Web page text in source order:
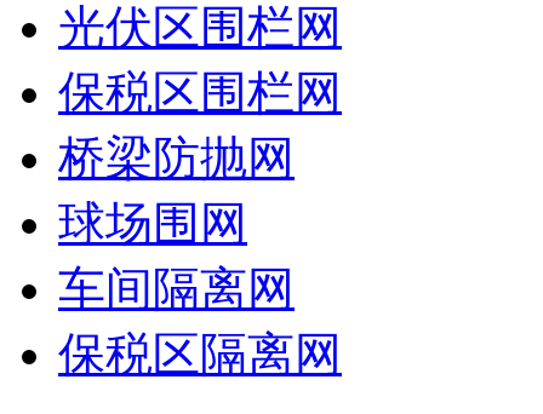
光伏区围栏网
保税区围栏网
桥梁防抛网
球场围网
车间隔离网
保税区隔离网